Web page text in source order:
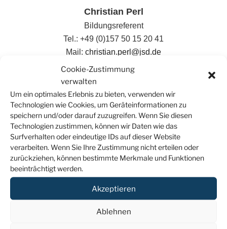
Cookie-Zustimmung
verwalten
Um ein optimales Erlebnis zu bieten, verwenden wir
Technologien wie Cookies, um Geräteinformationen zu
speichern und/oder darauf zuzugreifen. Wenn Sie diesen
Technologien zustimmen, können wir Daten wie das
Surfverhalten oder eindeutige IDs auf dieser Website
verarbeiten. Wenn Sie Ihre Zustimmung nicht erteilen oder
zurückziehen, können bestimmte Merkmale und Funktionen
beeinträchtigt werden.
Akzeptieren
Ablehnen
Christian Perl
Bildungsreferent
Tel.: +49 (0)157 50 15 20 41
Mail: christian.perl@jsd.de
Liza Grundig
Koordinationsassistentin Teilnehmenden- und
Veranstaltungsmanagement
Tel.: +49 (0)176 46 66 85 19
Mail:
liza.grundig@jsd.de
Samia Abdul al
Projektassistentin Finanzen
Tel.: +49 (0)30 2038994 – 44
Mail:samia.abdul-al@jsd.de